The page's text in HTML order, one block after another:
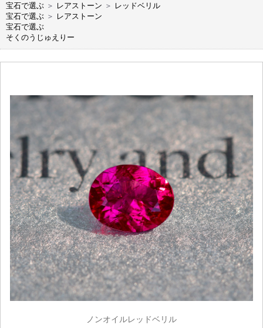
宝石で選ぶ ＞ レアストーン ＞ レッドベリル
宝石で選ぶ ＞ レアストーン
宝石で選ぶ
そくのうじゅえりー
ノンオイルレッドベリル